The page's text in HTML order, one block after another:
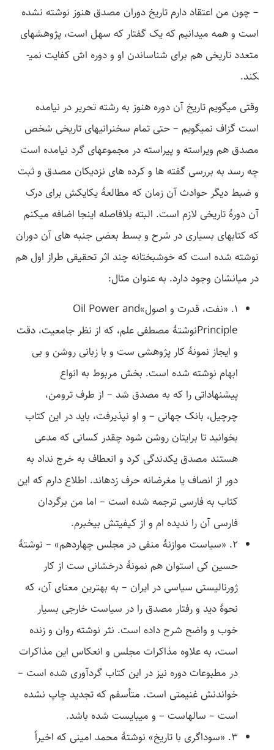
– چون من اعتقاد دارم تاریخ دوران مصدق هنوز نوشته نشده
است و همه می­دانیم که یک گفتار که سهل است، پژوهش­های
متعدد تاریخی هم برای شناساندن او و دوره­ اش کفایت نمی­
کند.
وقتی می­گویم تاریخ آن دوره هنوز به رشته تحریر در نیامده
است گزاف نمی­گویم – حتی تمام سخنرانی­های تاریخی شخص
مصدق هم ویراسته و پیراسته در مجموعه­ای گرد نیامده است
چه رسد به بررسی گفته­ ها و کرده­ های نزدیکان مصدق و ثبت
و ضبط دیگر حوادث آن زمان که مطالعۀ یکایکش برای درک
آن دورۀ تاریخی لازم است. البته بلافاصله اینجا اضافه می­کنم
که کتاب­های بسیاری در شرح و بسط بعضی جنبه­ های آن دوران
نوشته شده است که خوشبختانه چند اثر تحقیقی طراز اول هم
در میانشان وجود دارد. به عنوان مثال:
1. «نفت، قدرت و اصول»Oil Power and
Principleنوشتۀ مصطفی علم، که از نظر جامعیت، دقت
و ایجاز نمونۀ کار پژوهشی ست و با زبانی روشن و بی
ابهام نوشته شده است. بخش مربوط به انواع
پیشنهاداتی را که به مصدق شد – از طرف ترومن،
چرچیل، بانک جهانی – و او نپذیرفت، باید در این کتاب
بخوانید تا برایتان روشن شود چقدر کسانی که مدعی
هستند مصدق یکدندگی کرد و انعطاف به خرج نداد به
دور از انصاف یا مغرضانه حرف زده­اند. اطلاع دارم که این
کتاب به فارسی ترجمه شده است – اما من برگردان
فارسی آن را ندیده­ ام و از کیفیتش بی­خبرم.
2. «سیاست موازنۀ منفی در مجلس چهاردهم» – نوشتۀ
حسین کی استوان هم نمونۀ درخشانی ست از کار
ژورنالیستی سیاسی در ایران – به بهترین معنای آن، که
نحوۀ دید و رفتار مصدق را در سیاست خارجی بسیار
خوب و واضح شرح داده است. نثر نوشته روان و زنده
است، به علاوه مذاکرات مجلس و انعکاس این مذاکرات
در مطبوعات دوره نیز در این کتاب گردآوری شده است –
خواندنش غنیمتی است. متأسفم که تجدید چاپ نشده
است – سال­هاست – و می­بایست شده باشد.
3. «سوداگری با تاریخ» نوشتۀ محمد امینی که اخیراً